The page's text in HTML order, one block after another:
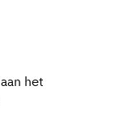
het